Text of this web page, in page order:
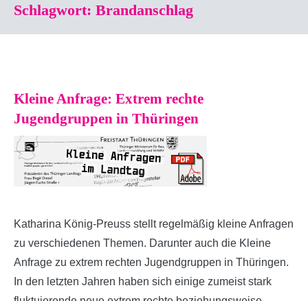
Schlagwort: Brandanschlag
Kleine Anfrage: Extrem rechte
Jugendgruppen in Thüringen
Katharina König-Preuss stellt regelmäßig kleine Anfragen
zu verschiedenen Themen. Darunter auch die Kleine
Anfrage zu extrem rechten Jugendgruppen in Thüringen.
In den letzten Jahren haben sich einige zumeist stark